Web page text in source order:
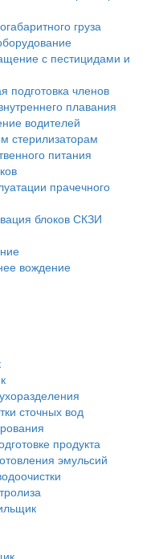
груза
с пестицидами и
подготовка членов
плавания
водителей
стерилизаторам
питания
прачечного
блоков СКЗИ
вождение
сточных вод
продукта
эмульсий